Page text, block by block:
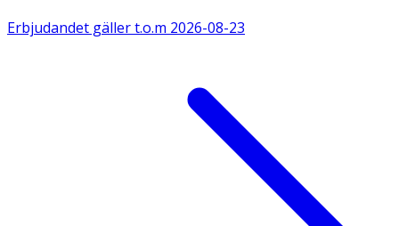
Erbjudandet gäller t.o.m 2026-08-23